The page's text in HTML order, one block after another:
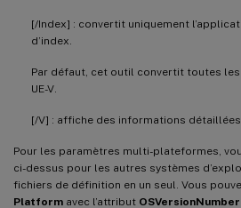
[/Index] : convertit uniquement
d’index.
Par défaut, cet outil convertit toutes
UE-V.
[/V] : affiche des informations
Pour les paramètres multi-plateformes,
ci-dessus pour les autres systèmes
fichiers de définition en un seul. Vous
Platform avec l’attribut OSVersionNumber